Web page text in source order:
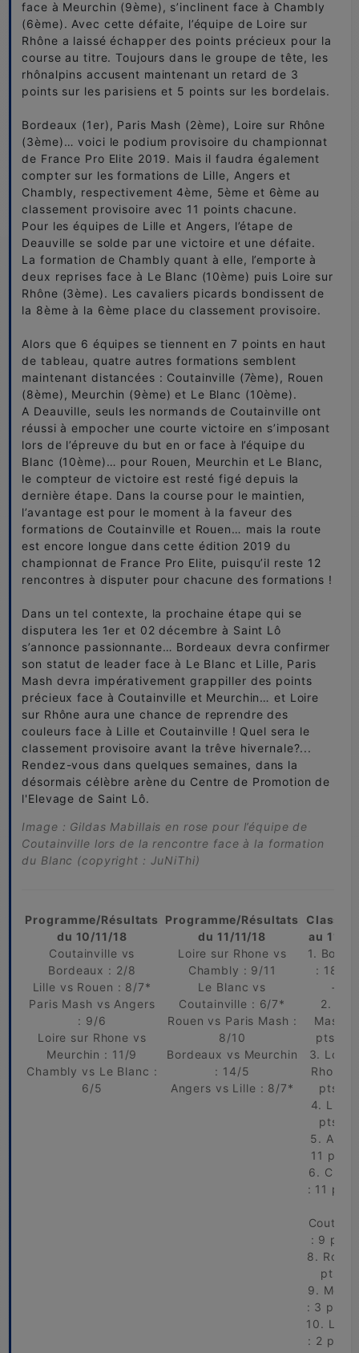
face à Meurchin (9ème), s’inclinent face à Chambly
(6ème). Avec cette défaite, l’équipe de Loire sur
Rhône a laissé échapper des points précieux pour la
course au titre. Toujours dans le groupe de tête, les
rhônalpins accusent maintenant un retard de 3
points sur les parisiens et 5 points sur les bordelais.
Bordeaux (1er), Paris Mash (2ème), Loire sur Rhône
(3ème)… voici le podium provisoire du championnat
de France Pro Elite 2019. Mais il faudra également
compter sur les formations de Lille, Angers et
Chambly, respectivement 4ème, 5ème et 6ème au
classement provisoire avec 11 points chacune.
Pour les équipes de Lille et Angers, l’étape de
Deauville se solde par une victoire et une défaite.
La formation de Chambly quant à elle, l’emporte à
deux reprises face à Le Blanc (10ème) puis Loire sur
Rhône (3ème). Les cavaliers picards bondissent de
la 8ème à la 6ème place du classement provisoire.
Alors que 6 équipes se tiennent en 7 points en haut
de tableau, quatre autres formations semblent
maintenant distancées : Coutainville (7ème), Rouen
(8ème), Meurchin (9ème) et Le Blanc (10ème).
A Deauville, seuls les normands de Coutainville ont
réussi à empocher une courte victoire en s’imposant
lors de l’épreuve du but en or face à l’équipe du
Blanc (10ème)… pour Rouen, Meurchin et Le Blanc,
le compteur de victoire est resté figé depuis la
dernière étape. Dans la course pour le maintien,
l’avantage est pour le moment à la faveur des
formations de Coutainville et Rouen… mais la route
est encore longue dans cette édition 2019 du
championnat de France Pro Elite, puisqu’il reste 12
rencontres à disputer pour chacune des formations !
Dans un tel contexte, la prochaine étape qui se
disputera les 1er et 02 décembre à Saint Lô
s’annonce passionnante… Bordeaux devra confirmer
son statut de leader face à Le Blanc et Lille, Paris
Mash devra impérativement grappiller des points
précieux face à Coutainville et Meurchin… et Loire
sur Rhône aura une chance de reprendre des
couleurs face à Lille et Coutainville ! Quel sera le
classement provisoire avant la trêve hivernale?...
Rendez-vous dans quelques semaines, dans la
désormais célèbre arène du Centre de Promotion de
l'Elevage de Saint Lô.
Image : Gildas Mabillais en rose pour l’équipe de
Coutainville lors de la rencontre face à la formation
du Blanc (copyright : JuNiThi)
Programme/Résultats
du 10/11/18
Coutainville vs
Bordeaux : 2/8
Lille vs Rouen : 8/7*
Paris Mash vs Angers
: 9/6
Loire sur Rhone vs
Meurchin : 11/9
Chambly vs Le Blanc :
6/5
Programme/Résultats
du 11/11/18
Loire sur Rhone vs
Chambly : 9/11
Le Blanc vs
Coutainville : 6/7*
Rouen vs Paris Mash :
8/10
Bordeaux vs Meurchin
: 14/5
Angers vs Lille : 8/7*
au 11/
1.
: 18
+25
2.
Mash :
pts /
3. Loire
Rhone :
pts /
4. Lille :
pts /
5.
11 pts /
6.
: 11 pts
: 9 pts
8.
pts / -
9.
: 3 pts /
10. Le
: 2 pts /